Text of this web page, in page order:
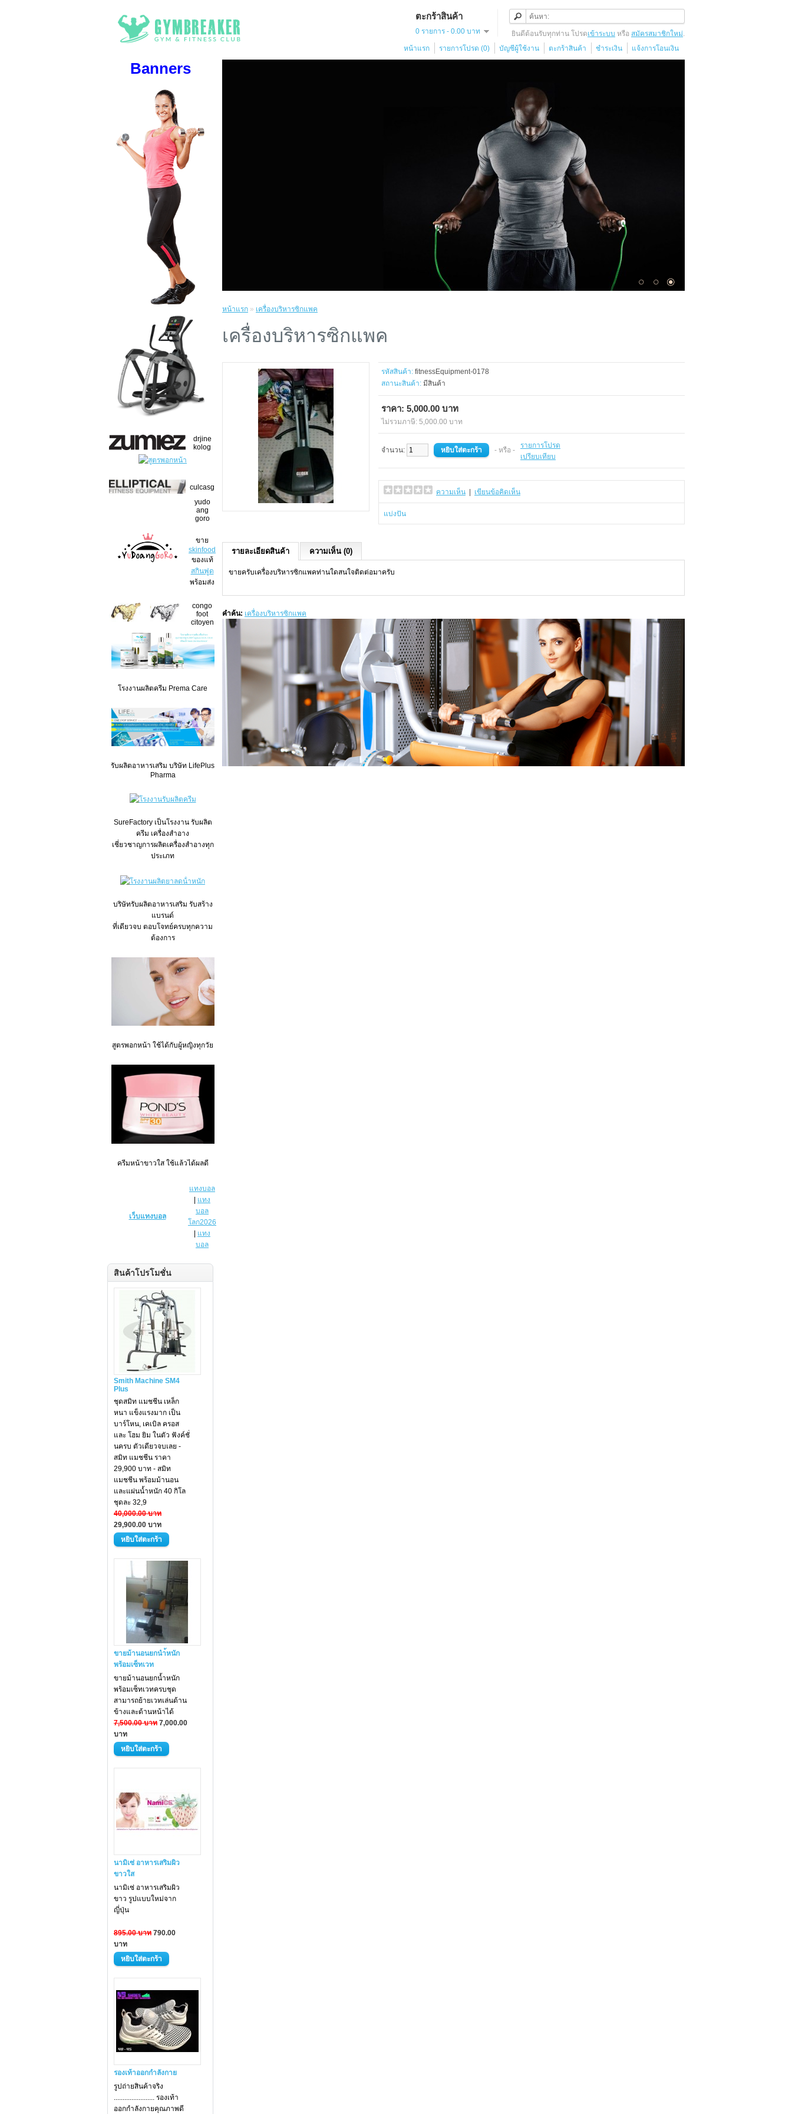
ตะกร้าสินค้า
0 รายการ - 0.00 บาท ยินดีต้อนรับทุกท่าน โปรดเข้าระบบ หรือ สมัครสมาชิกใหม่.
หน้าแรก
รายการโปรด (0) บัญชีผู้ใช้งาน ตะกร้าสินค้า ชำระเงิน แจ้งการโอนเงิน
Banners
drjine
kolog
culcasg
yudo
ang
goro
ขาย
skinfood
ของแท้
สกินฟูด
พร้อมส่ง
congo
foot
citoyen
โรงงานผลิตครีม Prema Care
รับผลิตอาหารเสริม บริษัท LifePlus
Pharma
SureFactory เป็นโรงงาน รับผลิต
ครีม เครื่องสำอาง
เชี่ยวชาญการผลิตเครื่องสำอางทุก
ประเภท
บริษัทรับผลิตอาหารเสริม รับสร้าง
แบรนด์
ที่เดียวจบ ตอบโจทย์ครบทุกความ
ต้องการ
สูตรพอกหน้า ใช้ได้กับผู้หญิงทุกวัย
ครีมหน้าขาวใส ใช้แล้วได้ผลดี
เว็บแทงบอล
แทงบอล
แทง
บอล
โลก2026
แทง
บอล
สินค้าโปรโมชั่น
Smith Machine SM4
Plus
ชุดสมิท แมชชีน เหล็ก
หนา แข็งแรงมาก เป็น
บาร์โหน, เคเบิล ครอส
และ โฮม ยิม ในตัว ฟังค์ชั่
นครบ ตัวเดียวจบเลย -
สมิท แมชชีน ราคา
29,900 บาท - สมิท
แมชชีน พร้อมม้านอน
และแผ่นน้ำหนัก 40 กิโล
ชุดละ 32,9
40,000.00 บาท
29,900.00 บาท
ขายม้านอนยกนำ้หนัก
พร้อมเซ็ทเวท
ขายม้านอนยกน้ำหนัก
พร้อมเซ็ทเวทครบชุด
สามารถย้ายเวทเล่นด้าน
ข้างและด้านหน้าได้
7,500.00 บาท 7,000.00
บาท
นามิเซ่ อาหารเสริมผิว
ขาวใส
นามิเซ่ อาหารเสริมผิว
ขาว รูปแบบใหม่จาก
ญี่ปุ่น
895.00 บาท 790.00
บาท
รองเท้าออกกำลังกาย
รูปถ่ายสินค้าจริง
....................... รองเท้า
ออกกำลังกายคุณภาพดี
หน้าแรก » เครื่องบริหารซิกแพค
เครื่องบริหารซิกแพค
รหัสสินค้า: fitnessEquipment-0178
สถานะสินค้า: มีสินค้า
ราคา: 5,000.00 บาท
ไม่รวมภาษี: 5,000.00 บาท
จำนวน: - หรือ -
รายการโปรด
เปรียบเทียบ
ความเห็น เขียนข้อคิดเห็น
แบ่งปัน
รายละเอียดสินค้า ความเห็น (0)
ขายครับเครื่องบริหารซิกแพคท่านใดสนใจติดต่อมาครับ
คำค้น: เครื่องบริหารซิกแพค